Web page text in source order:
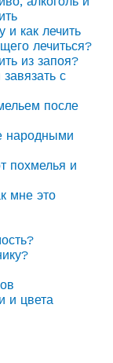
и как лечить
лечиться?
из запоя?
с
после
народными
похмелья и
мне это
и цвета